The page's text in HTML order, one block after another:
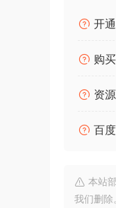
正确处理
统不是
开
购
资
百
本站
我们删除